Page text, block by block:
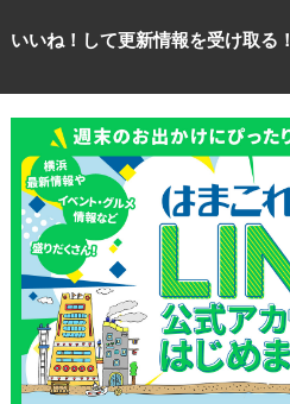
いいね！して更新情報を受け取る！